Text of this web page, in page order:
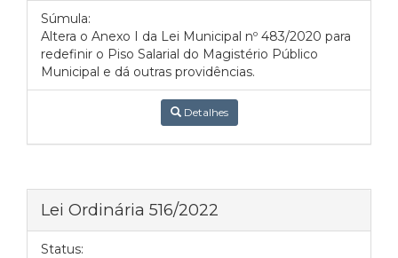
Súmula:
Altera o Anexo I da Lei Municipal nº 483/2020 para
redefinir o Piso Salarial do Magistério Público
Municipal e dá outras providências.
Detalhes
Lei Ordinária 516/2022
Status: